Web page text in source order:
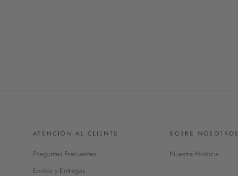
ATENCIÓN AL CLIENTE
Preguntas Frecuentes
Envíos y Entregas
SOBRE NOSOTROS
Nuestra Historia